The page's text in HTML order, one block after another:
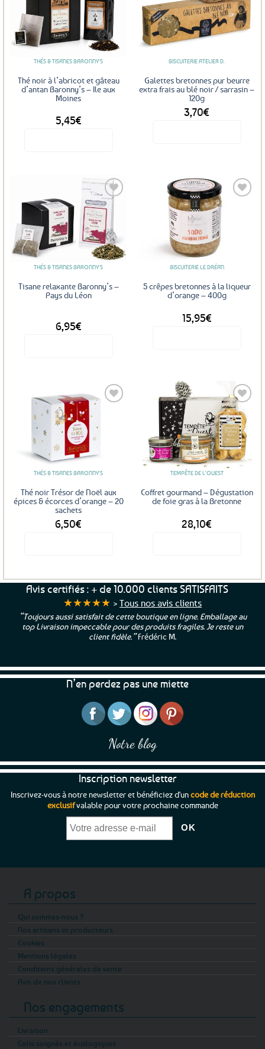
Ajouter
aux
favoris
THÉS & TISANES BARONNY'S
Thé noir à l’abricot et gâteau
d’antan Baronny’s – Ile aux
Moines
5,45€
variations.
options
peuvent
être
choisies
sur
Ajouter
aux
favoris
BISCUITERIE ATELIER D.
Galettes bretonnes pur beurre
extra frais au blé noir / sarrasin –
120g
3,70€
Ajouter
aux
favoris
THÉS & TISANES BARONNY'S
Tisane relaxante Baronny’s –
Pays du Léon
6,95€
plusieurs
variations.
options
peuvent
choisies
la
BISCUITERIE LE DRÉAN
5 crêpes bretonnes à la liqueur
d’orange – 400g
15,95€
THÉS & TISANES BARONNY'S
Thé noir Trésor de Noël aux
épices & écorces d’orange – 20
sachets
6,50€
Ajouter
aux
favoris
TEMPÊTE DE L'OUEST
Coffret gourmand – Dégustation
de foie gras à la Bretonne
28,10€
Avis certifiés : + de 10.000 clients SATISFAITS
★★★★★ > Tous nos avis clients
“Toujours aussi satisfait de cette boutique en ligne. Emballage au
top Livraison impeccable pour des produits fragiles. Je reste un
client fidèle.”Frédéric M.
N’en perdez pas une miette
Notre blog
Inscription newsletter
Inscrivez-vous à notre newsletter et bénéficiez d'uncode de réduction
exclusifvalable pour votre prochaine commande
A propos
Qui sommes-nous ?
Nos artisans et producteurs
Cookies
Mentions légales
Conditions générales de vente
Avis de nos clients
Nos engagements
Livraison
Colis soignés et écologiques